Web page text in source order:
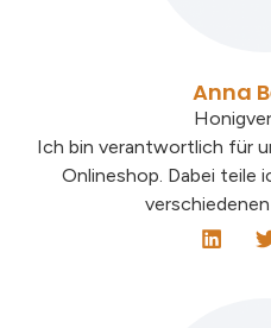
Anna
Ich bin verantwortlich für
Onlineshop. Dabei teile